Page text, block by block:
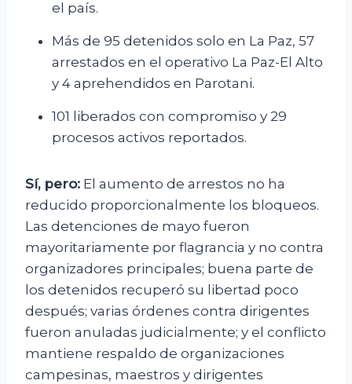
el país.
Más de 95 detenidos solo en La Paz, 57
arrestados en el operativo La Paz-El Alto
y 4 aprehendidos en Parotani.
101 liberados con compromiso y 29
procesos activos reportados.
Sí, pero: El aumento de arrestos no ha
reducido proporcionalmente los bloqueos.
Las detenciones de mayo fueron
mayoritariamente por flagrancia y no contra
organizadores principales; buena parte de
los detenidos recuperó su libertad poco
después; varias órdenes contra dirigentes
fueron anuladas judicialmente; y el conflicto
mantiene respaldo de organizaciones
campesinas, maestros y dirigentes